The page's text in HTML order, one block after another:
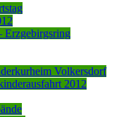
Erzgebirgsring
Volkersdorf
2012